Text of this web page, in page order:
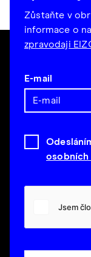
Zůstaňte v
informace o
zpravodaji
E-mail
osobních